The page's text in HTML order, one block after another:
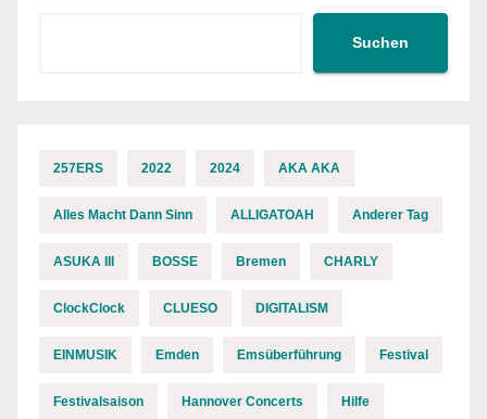
Suchen
257ERS 2022 2024 AKA AKA
Alles Macht Dann Sinn ALLIGATOAH Anderer Tag
ASUKA III BOSSE Bremen CHARLY
ClockClock CLUESO DIGITALISM
EINMUSIK Emden Emsüberführung Festival
Festivalsaison Hannover Concerts Hilfe